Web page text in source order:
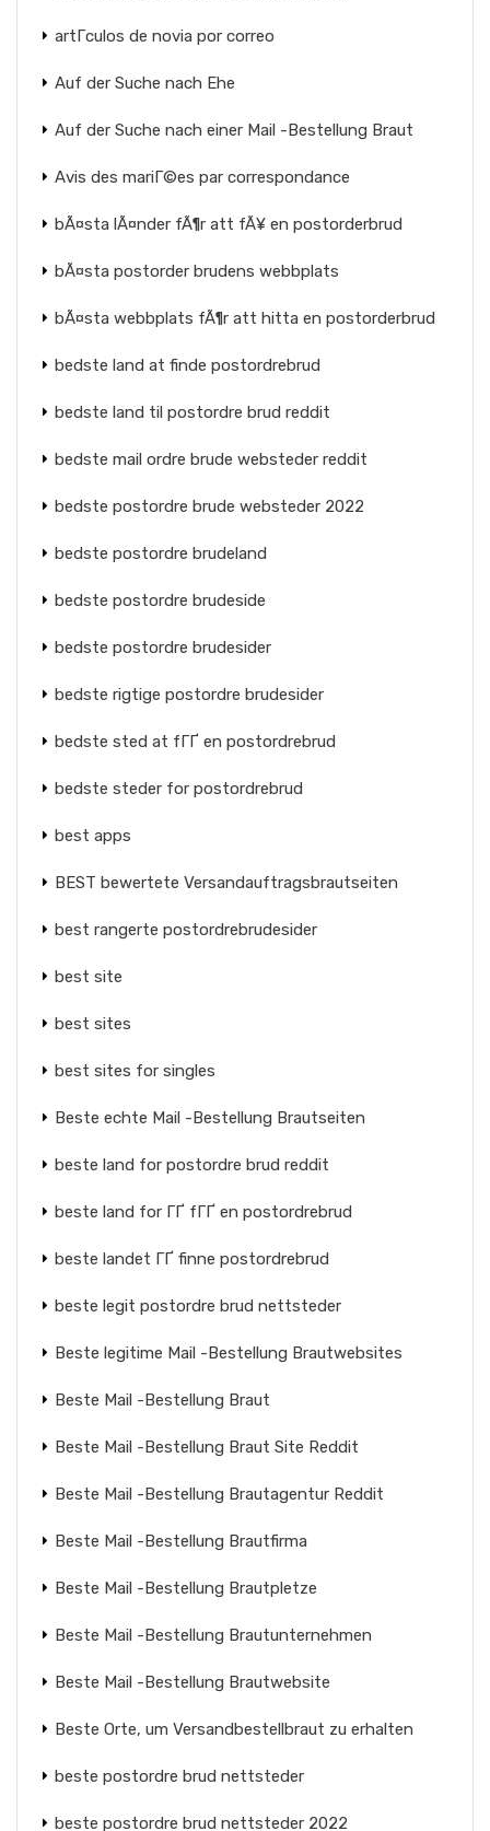
artГ­culos de novia por correo
Auf der Suche nach Ehe
Auf der Suche nach einer Mail -Bestellung Braut
Avis des mariГ©es par correspondance
bÃ¤sta lÃ¤nder fÃ¶r att fÃ¥ en postorderbrud
bÃ¤sta postorder brudens webbplats
bÃ¤sta webbplats fÃ¶r att hitta en postorderbrud
bedste land at finde postordrebrud
bedste land til postordre brud reddit
bedste mail ordre brude websteder reddit
bedste postordre brude websteder 2022
bedste postordre brudeland
bedste postordre brudeside
bedste postordre brudesider
bedste rigtige postordre brudesider
bedste sted at fГҐ en postordrebrud
bedste steder for postordrebrud
best apps
BEST bewertete Versandauftragsbrautseiten
best rangerte postordrebrudesider
best site
best sites
best sites for singles
Beste echte Mail -Bestellung Brautseiten
beste land for postordre brud reddit
beste land for ГҐ fГҐ en postordrebrud
beste landet ГҐ finne postordrebrud
beste legit postordre brud nettsteder
Beste legitime Mail -Bestellung Brautwebsites
Beste Mail -Bestellung Braut
Beste Mail -Bestellung Braut Site Reddit
Beste Mail -Bestellung Brautagentur Reddit
Beste Mail -Bestellung Brautfirma
Beste Mail -Bestellung Brautpletze
Beste Mail -Bestellung Brautunternehmen
Beste Mail -Bestellung Brautwebsite
Beste Orte, um Versandbestellbraut zu erhalten
beste postordre brud nettsteder
beste postordre brud nettsteder 2022